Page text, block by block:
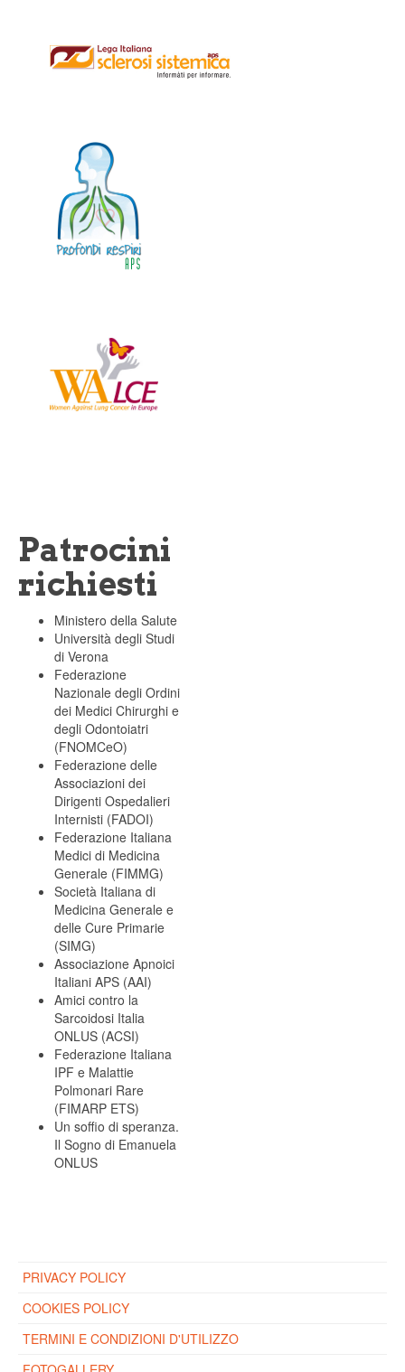
Patrocini
richiesti
Ministero della Salute
Università degli Studi
di Verona
Federazione
Nazionale degli Ordini
dei Medici Chirurghi e
degli Odontoiatri
(FNOMCeO)
Federazione delle
Associazioni dei
Dirigenti Ospedalieri
Internisti (FADOI)
Federazione Italiana
Medici di Medicina
Generale (FIMMG)
Società Italiana di
Medicina Generale e
delle Cure Primarie
(SIMG)
Associazione Apnoici
Italiani APS (AAI)
Amici contro la
Sarcoidosi Italia
ONLUS (ACSI)
Federazione Italiana
IPF e Malattie
Polmonari Rare
(FIMARP ETS)
Un soffio di speranza.
Il Sogno di Emanuela
ONLUS
PRIVACY POLICY
COOKIES POLICY
TERMINI E CONDIZIONI D'UTILIZZO